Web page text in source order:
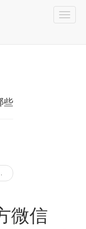
些
什么方法
微信